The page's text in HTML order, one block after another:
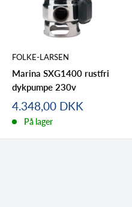
FOLKE-LARSEN
Marina SXG1400 rustfri
dykpumpe 230v
Tilbudspris
4.348,00 DKK
På lager